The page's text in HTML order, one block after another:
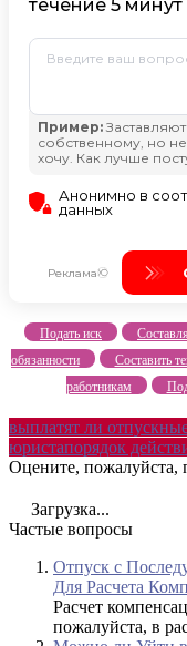
Подать иск
обязанности
Составить
работникам
выплатят ли
юристапорядок
Оцените, пожалуйста,
Загрузка...
Частые вопросы
Отпуск с
Для Расчета
Расчет
пожалуйста, в